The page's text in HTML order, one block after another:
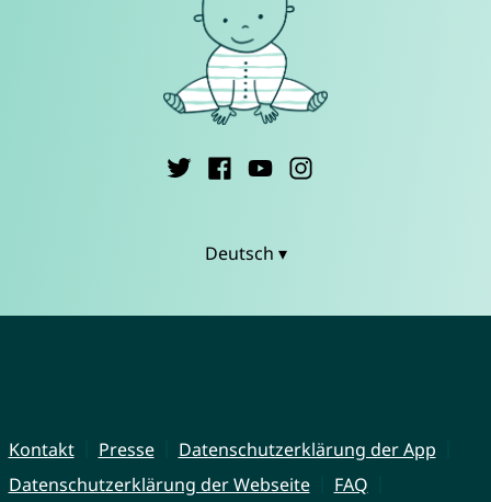
Deutsch ▾
Kontakt Presse
Datenschutzerklärung der App
Datenschutzerklärung der Webseite
FAQ